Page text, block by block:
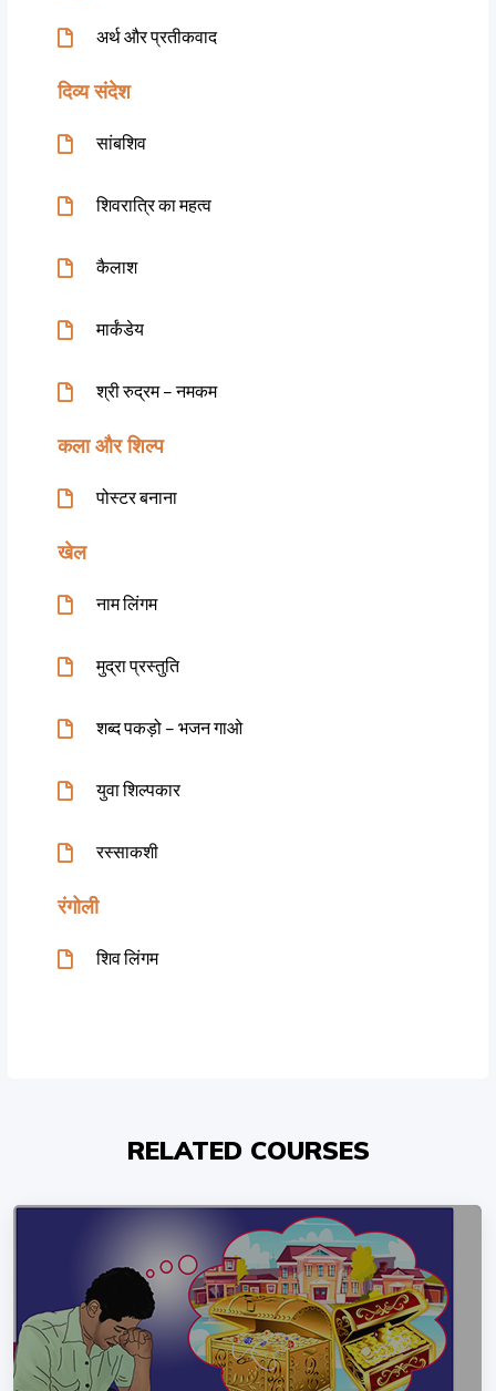
अर्थ और प्रतीकवाद
दिव्य संदेश
सांबशिव
शिवरात्रि का महत्व
कैलाश
मार्कंडेय
श्री रुद्रम – नमकम
कला और शिल्प
पोस्टर बनाना
खेल
नाम लिंगम
मुद्रा प्रस्तुति
शब्द पकड़ो – भजन गाओ
युवा शिल्पकार
रस्साकशी
रंगोली
शिव लिंगम
RELATED COURSES